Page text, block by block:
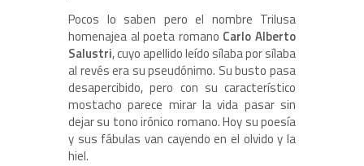
Pocos lo saben pero el nombre Trilusa
homenajea al poeta romano Carlo Alberto
Salustri, cuyo apellido leído sílaba por sílaba
al revés era su pseudónimo. Su busto pasa
desapercibido, pero con su característico
mostacho parece mirar la vida pasar sin
dejar su tono irónico romano. Hoy su poesía
y sus fábulas van cayendo en el olvido y la
hiel.